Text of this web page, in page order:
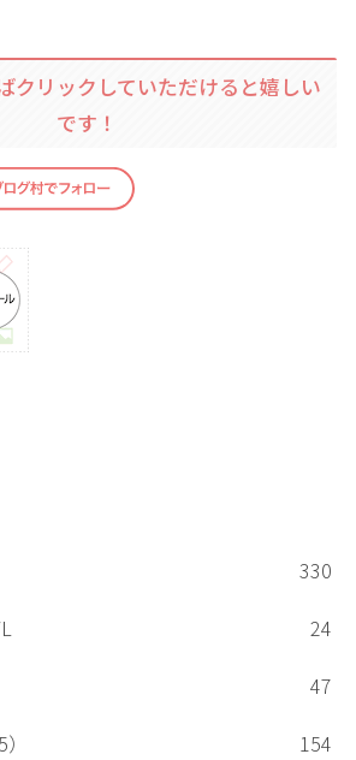
クリックしていただけると嬉しい
です！
330
24
47
154